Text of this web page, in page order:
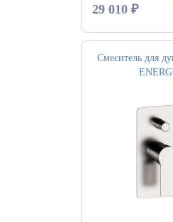
29 010 ₽
Смеситель для